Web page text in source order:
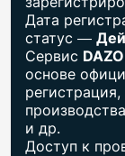
Дата
статус —
Сервис
основе
и др.
Доступ к